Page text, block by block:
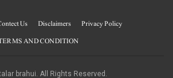
Us Disclaimers
Privacy Policy
AND CONDITION
brahui. All Rights Reserved.